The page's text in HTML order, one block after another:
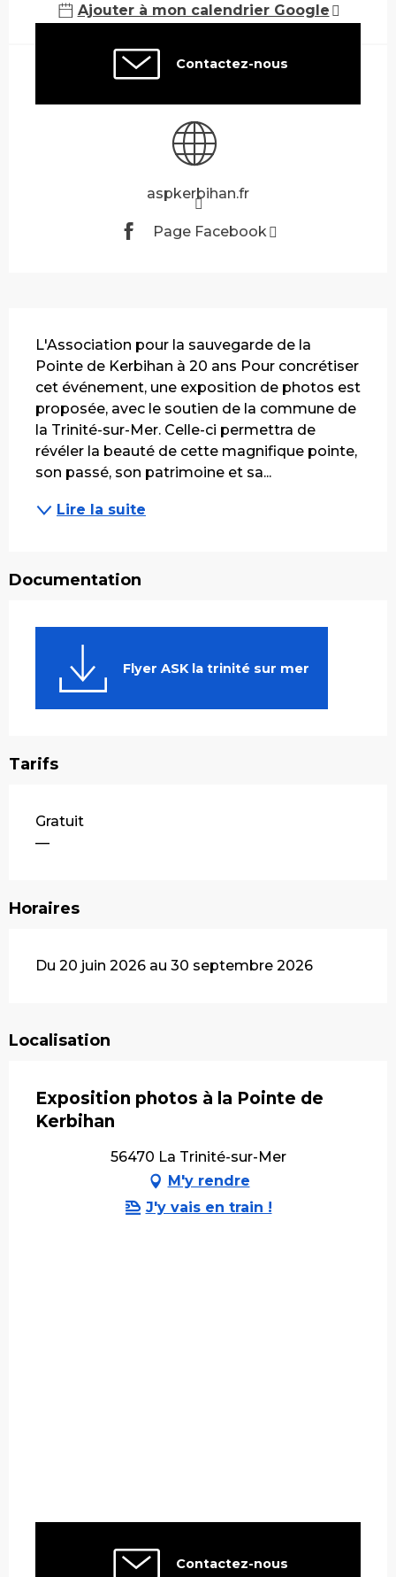
Ajouter à mon calendrier Google
Contactez-nous
aspkerbihan.fr
Page Facebook
L'Association pour la sauvegarde de la
Pointe de Kerbihan à 20 ans Pour concrétiser
cet événement, une exposition de photos est
proposée, avec le soutien de la commune de
la Trinité-sur-Mer. Celle-ci permettra de
révéler la beauté de cette magnifique pointe,
son passé, son patrimoine et sa...
Lire la suite
Documentation
Flyer ASK la trinité sur mer
Tarifs
Gratuit
—
Horaires
Du 20 juin 2026 au 30 septembre 2026
Localisation
Exposition photos à la Pointe de
Kerbihan
56470 La Trinité-sur-Mer
M'y rendre
J'y vais en train !
Contactez-nous